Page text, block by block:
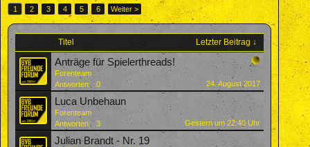
1 2 3 4 5 6 Weiter >
Titel Letzter Beitrag ↓
Anträge für Spielerthreads!
Forenteam
Antworten:
0 24. August 2017
Luca Unbehaun
Forenteam
Antworten:
3 Gestern um 22:40 Uhr
Julian Brandt - Nr. 19